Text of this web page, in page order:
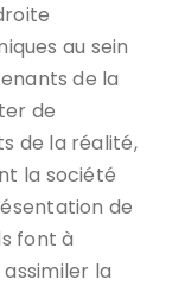
au sein
de la
de
de la réalité,
la société
de
font à
la